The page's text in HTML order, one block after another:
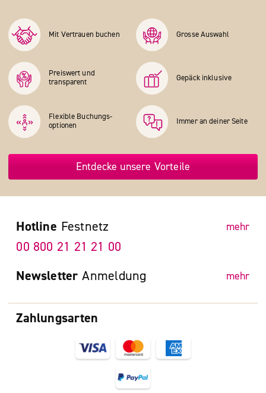
Mit Vertrauen buchen Grosse Auswahl
Preiswert und
transparent
Gepäck inklusive
Flexible Buchungs­
optionen
Immer an deiner Seite
Entdecke unsere Vorteile
Zahlungsarten
Hotline Festnetz mehr
00 800 21 21 21 00
Newsletter Anmeldung mehr